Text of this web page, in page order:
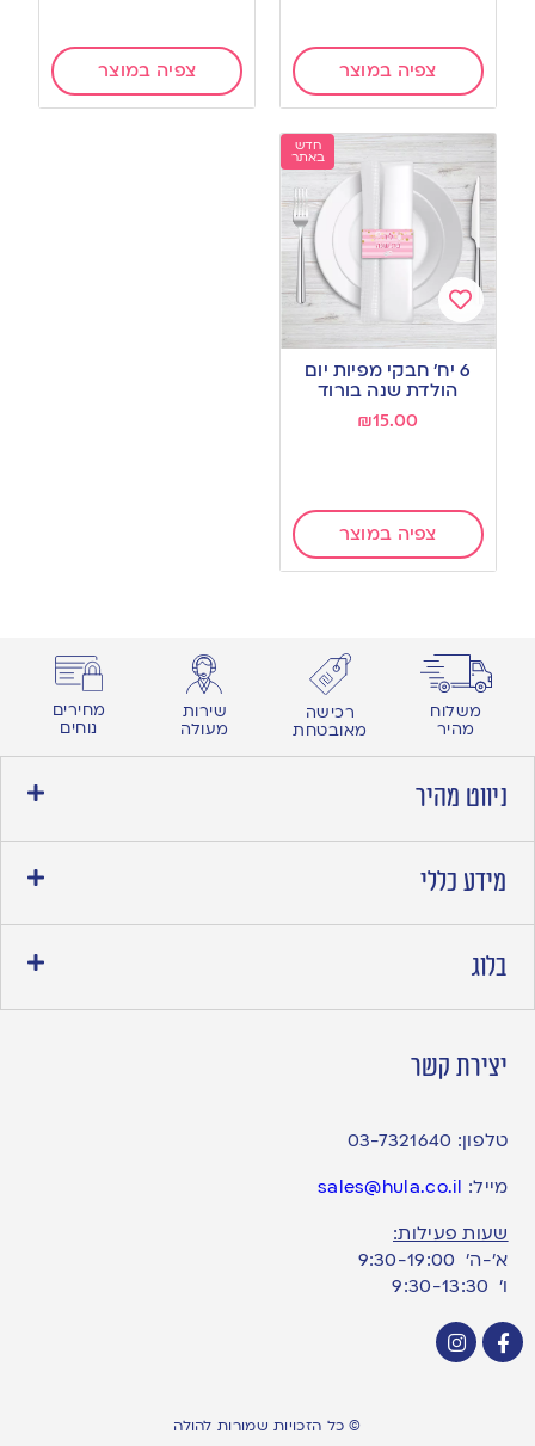
צפיה במוצר צפיה במוצר
חדש
באתר
to
wishlist
6 יח’ חבקי מפיות יום
הולדת שנה בורוד
₪15.00
צפיה במוצר
משלוח
מהיר
רכישה
מאובטחת
שירות
מעולה
מחירים
נוחים
ניווט מהיר
מידע כללי
בלוג
יצירת קשר
טלפון: 03-7321640
מייל: sales@hula.co.il
שעות פעילות:
א’-ה’ 9:30-19:00
ו׳ 9:30-13:30
© כל הזכויות שמורות להולה